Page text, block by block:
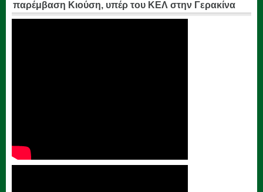
παρέμβαση Κιούση, υπέρ του ΚΕΛ στην Γερακίνα